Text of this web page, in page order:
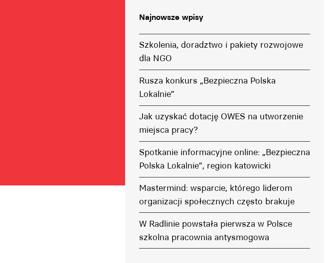
Najnowsze wpisy
Szkolenia, doradztwo i pakiety rozwojowe
dla NGO
Rusza konkurs „Bezpieczna Polska
Lokalnie”
Jak uzyskać dotację OWES na utworzenie
miejsca pracy?
Spotkanie informacyjne online: „Bezpieczna
Polska Lokalnie”, region katowicki
Mastermind: wsparcie, którego liderom
organizacji społecznych często brakuje
W Radlinie powstała pierwsza w Polsce
szkolna pracownia antysmogowa